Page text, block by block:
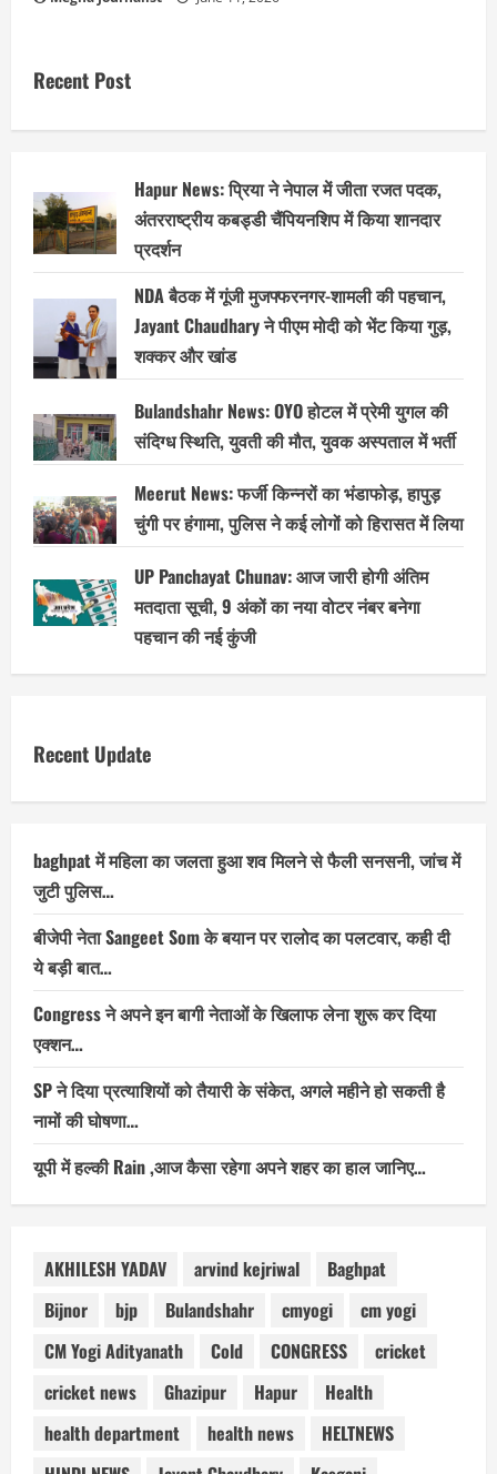
Recent Post
Hapur News: प्रिया ने नेपाल में जीता रजत पदक,
अंतरराष्ट्रीय कबड्डी चैंपियनशिप में किया शानदार
प्रदर्शन
NDA बैठक में गूंजी मुजफ्फरनगर-शामली की पहचान,
Jayant Chaudhary ने पीएम मोदी को भेंट किया गुड़,
शक्कर और खांड
Bulandshahr News: OYO होटल में प्रेमी युगल की
संदिग्ध स्थिति, युवती की मौत, युवक अस्पताल में भर्ती
Meerut News: फर्जी किन्नरों का भंडाफोड़, हापुड़
चुंगी पर हंगामा, पुलिस ने कई लोगों को हिरासत में लिया
UP Panchayat Chunav: आज जारी होगी अंतिम
मतदाता सूची, 9 अंकों का नया वोटर नंबर बनेगा
पहचान की नई कुंजी
Recent Update
baghpat में महिला का जलता हुआ शव मिलने से फैली सनसनी, जांच में
जुटी पुलिस…
बीजेपी नेता Sangeet Som के बयान पर रालोद का पलटवार, कही दी
ये बड़ी बात…
Congress ने अपने इन बागी नेताओं के खिलाफ लेना शुरू कर दिया
एक्शन…
SP ने दिया प्रत्याशियों को तैयारी के संकेत, अगले महीने हो सकती है
नामों की घोषणा…
यूपी में हल्की Rain ,आज कैसा रहेगा अपने शहर का हाल जानिए…
AKHILESH YADAV arvind kejriwal
Baghpat
Bijnor
bjp Bulandshahr cmyogi
cm yogi
CM Yogi Adityanath
Cold CONGRESS
cricket
cricket news
Ghazipur Hapur
Health
health department
health news
HELTNEWS